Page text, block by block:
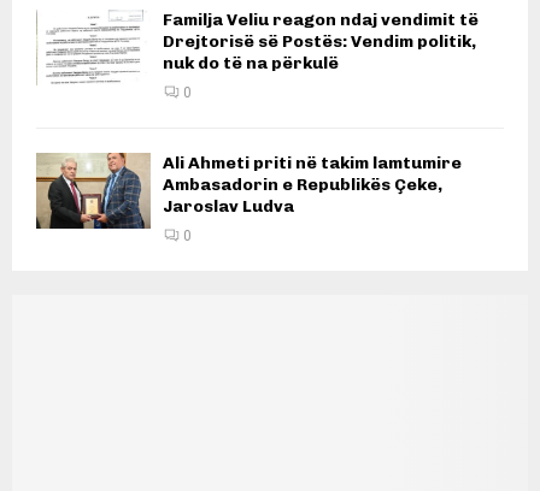
Familja Veliu reagon ndaj vendimit të
Drejtorisë së Postës: Vendim politik,
nuk do të na përkulë
0
Ali Ahmeti priti në takim lamtumire
Ambasadorin e Republikës Çeke,
Jaroslav Ludva
0